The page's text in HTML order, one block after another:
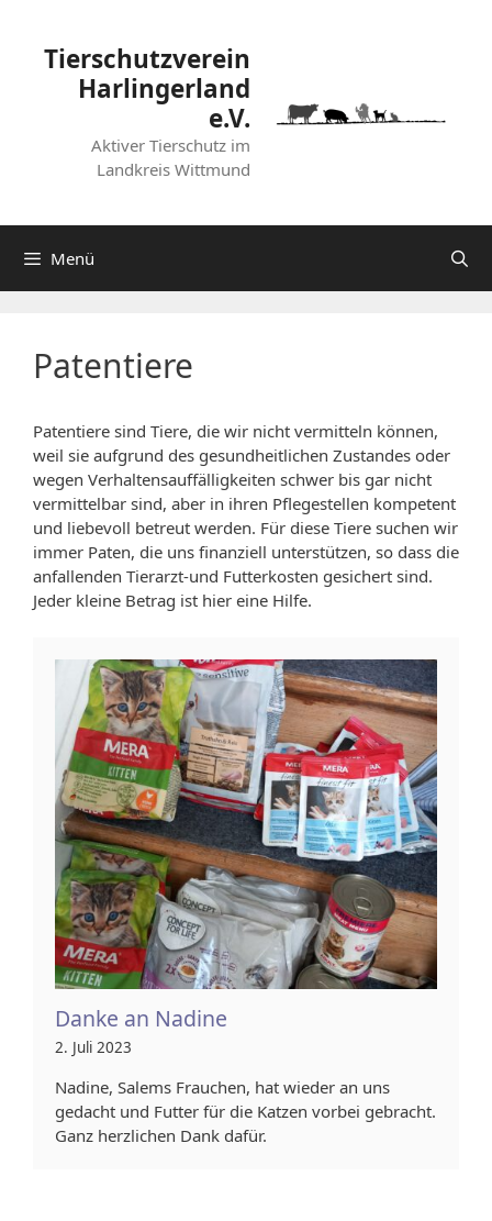
springenTierschutzverein
Harlingerland
e.V.
Aktiver Tierschutz im
Landkreis Wittmund
Menü
Patentiere
Patentiere sind Tiere, die wir nicht vermitteln können,
weil sie aufgrund des gesundheitlichen Zustandes oder
wegen Verhaltensauffälligkeiten schwer bis gar nicht
vermittelbar sind, aber in ihren Pflegestellen kompetent
und liebevoll betreut werden. Für diese Tiere suchen wir
immer Paten, die uns finanziell unterstützen, so dass die
anfallenden Tierarzt-und Futterkosten gesichert sind.
Jeder kleine Betrag ist hier eine Hilfe.
Danke an Nadine
2. Juli 2023
Nadine, Salems Frauchen, hat wieder an uns
gedacht und Futter für die Katzen vorbei gebracht.
Ganz herzlichen Dank dafür.